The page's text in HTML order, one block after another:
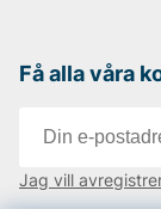
Få alla våra
Jag vill